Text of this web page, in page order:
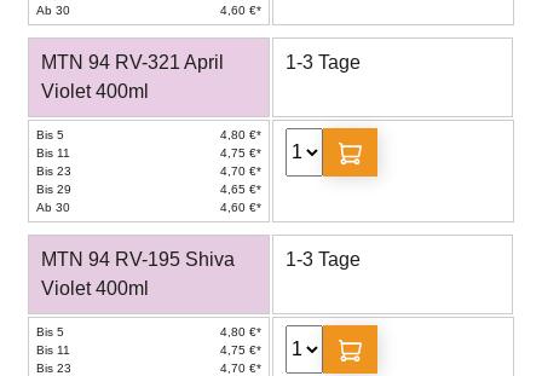
Ab 30
4,60 €*
MTN 94 RV-321 April
Violet 400ml
1-3 Tage
Bis 5
4,80 €*
Bis 11
4,75 €*
Bis 23
4,70 €*
Bis 29
4,65 €*
Ab 30
4,60 €*
MTN 94 RV-195 Shiva
Violet 400ml
1-3 Tage
Bis 5
4,80 €*
Bis 11
4,75 €*
Bis 23
4,70 €*